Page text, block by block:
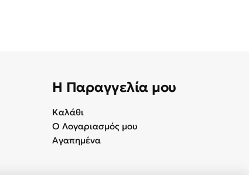
Η Παραγγελία μου
Καλάθι
Ο Λογαριασμός μου
Αγαπημένα